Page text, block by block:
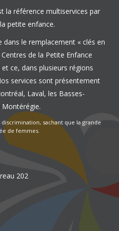
la référence multiservices par
petite enfance.
le remplacement « clés en
de la Petite Enfance
ce, dans plusieurs régions
services sont présentement
Laval, les Basses-
sachant que la grande
de femmes.
202